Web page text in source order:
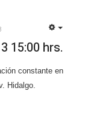
15:00 hrs.
constante en
Hidalgo.